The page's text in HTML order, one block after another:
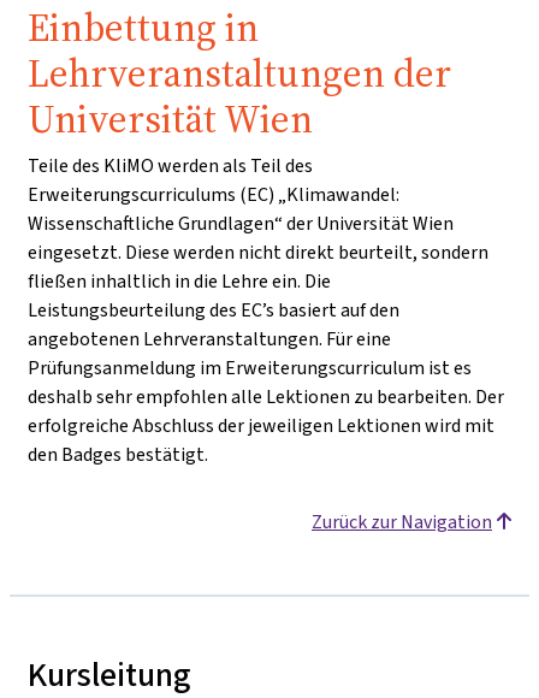
Einbettung in
Lehrveranstaltungen der
Universität Wien
Teile des KliMO werden als Teil des
Erweiterungscurriculums (EC) „Klimawandel:
Wissenschaftliche Grundlagen“ der Universität Wien
eingesetzt. Diese werden nicht direkt beurteilt, sondern
fließen inhaltlich in die Lehre ein. Die
Leistungsbeurteilung des EC’s basiert auf den
angebotenen Lehrveranstaltungen. Für eine
Prüfungsanmeldung im Erweiterungscurriculum ist es
deshalb sehr empfohlen alle Lektionen zu bearbeiten. Der
erfolgreiche Abschluss der jeweiligen Lektionen wird mit
den Badges bestätigt.
Zurück zur Navigation
Kursleitung